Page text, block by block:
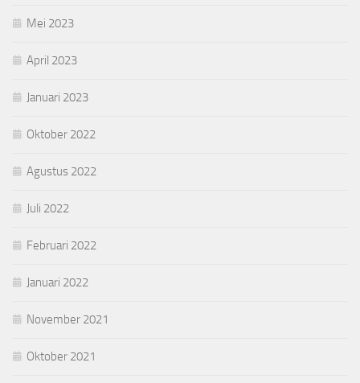
Mei 2023
April 2023
Januari 2023
Oktober 2022
Agustus 2022
Juli 2022
Februari 2022
Januari 2022
November 2021
Oktober 2021